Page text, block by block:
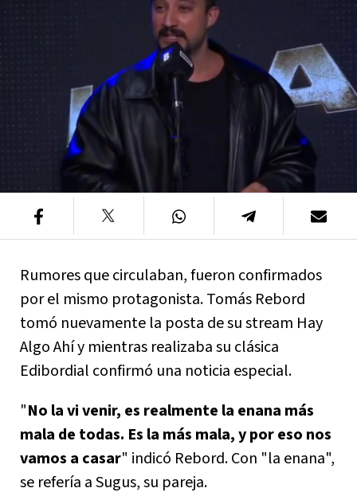
Rumores que circulaban, fueron confirmados
por el mismo protagonista. Tomás Rebord
tomó nuevamente la posta de su stream Hay
Algo Ahí y mientras realizaba su clásica
Edibordial confirmó una noticia especial.
"No la vi venir, es realmente la enana más
mala de todas. Es la más mala, y por eso nos
vamos a casar" indicó Rebord. Con "la enana",
se refería a Sugus, su pareja.